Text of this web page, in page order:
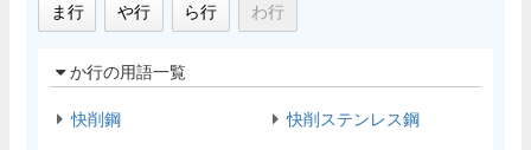
ま行 や行 ら行 わ行
か行の用語一覧
快削鋼 快削ステンレス鋼